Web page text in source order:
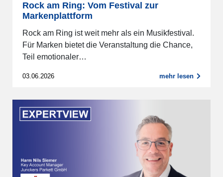
Rock am Ring: Vom Festival zur
Markenplattform
Rock am Ring ist weit mehr als ein Musikfestival.
Für Marken bietet die Veranstaltung die Chance,
Teil emotionaler…
03.06.2026 mehr lesen